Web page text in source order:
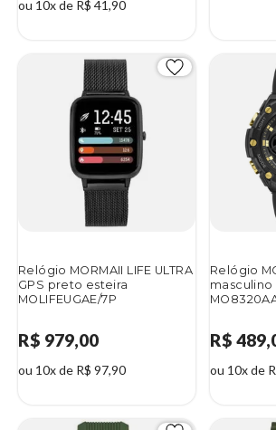
ou 10x de R$ 41,90
Relógio MORMAII LIFE ULTRA
GPS preto esteira
MOLIFEUGAE/7P
R$ 979,00
ou 10x de R$ 97,90
Relógio
masculino
R$
ou 10x de